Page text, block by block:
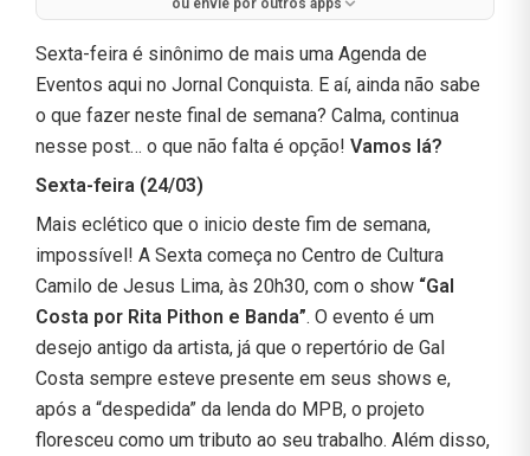
ou envie por outros apps
Sexta-feira é sinônimo de mais uma Agenda de
Eventos aqui no Jornal Conquista. E aí, ainda não sabe
o que fazer neste final de semana? Calma, continua
nesse post… o que não falta é opção! Vamos lá?
Sexta-feira (24/03)
Mais eclético que o inicio deste fim de semana,
impossível! A Sexta começa no Centro de Cultura
Camilo de Jesus Lima, às 20h30, com o show “Gal
Costa por Rita Pithon e Banda”. O evento é um
desejo antigo da artista, já que o repertório de Gal
Costa sempre esteve presente em seus shows e,
após a “despedida” da lenda do MPB, o projeto
floresceu como um tributo ao seu trabalho. Além disso,